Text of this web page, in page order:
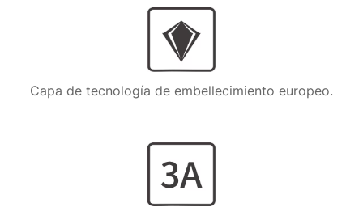
Capa de tecnología de embellecimiento europeo.